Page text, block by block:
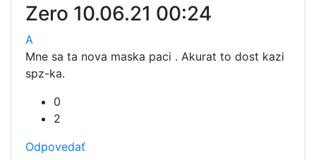
Zero 10.06.21 00:24
A
Mne sa ta nova maska paci . Akurat to dost kazi
spz-ka.
0
2
Odpovedať